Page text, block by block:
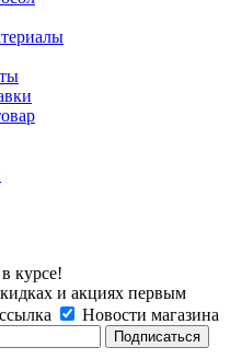
в курсе!
и акциях первым
Новости магазина